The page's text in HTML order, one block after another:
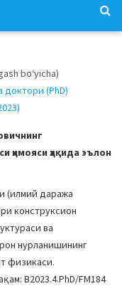
bo‘yicha)
(PhD)
ҳимояси ҳақида эълон
(илмий даража
конструксион
ва
нурланишининг
физикаси.
В2023.4.PhD/FM184